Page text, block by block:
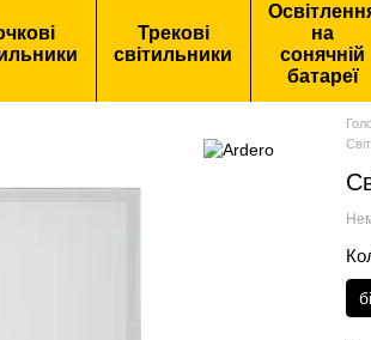
Трекові
світильники
на
сонячній
батареї